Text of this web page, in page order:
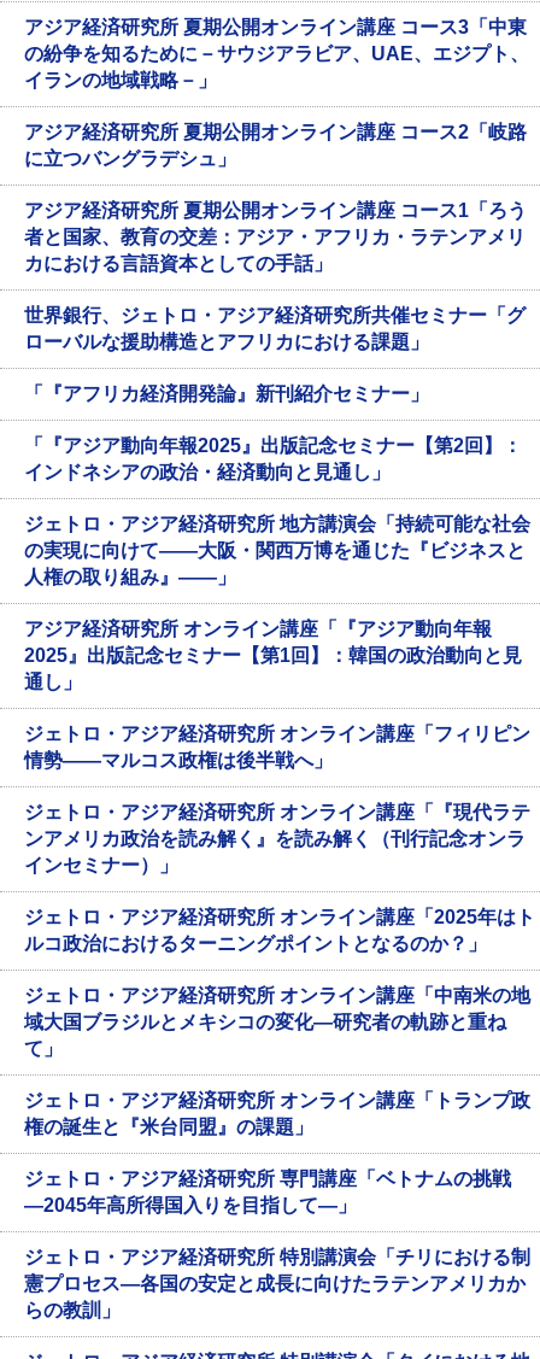
アジア経済研究所 夏期公開オンライン講座 コース3「中東
の紛争を知るために－サウジアラビア、UAE、エジプト、
イランの地域戦略－」
アジア経済研究所 夏期公開オンライン講座 コース2「岐路
に立つバングラデシュ」
アジア経済研究所 夏期公開オンライン講座 コース1「ろう
者と国家、教育の交差：アジア・アフリカ・ラテンアメリ
カにおける言語資本としての手話」
世界銀行、ジェトロ・アジア経済研究所共催セミナー「グ
ローバルな援助構造とアフリカにおける課題」
「『アフリカ経済開発論』新刊紹介セミナー」
「『アジア動向年報2025』出版記念セミナー【第2回】：
インドネシアの政治・経済動向と見通し」
ジェトロ・アジア経済研究所 地方講演会「持続可能な社会
の実現に向けて――大阪・関西万博を通じた『ビジネスと
人権の取り組み』――」
アジア経済研究所 オンライン講座「『アジア動向年報
2025』出版記念セミナー【第1回】：韓国の政治動向と見
通し」
ジェトロ・アジア経済研究所 オンライン講座「フィリピン
情勢――マルコス政権は後半戦へ」
ジェトロ・アジア経済研究所 オンライン講座「『現代ラテ
ンアメリカ政治を読み解く』を読み解く（刊行記念オンラ
インセミナー）」
ジェトロ・アジア経済研究所 オンライン講座「2025年はト
ルコ政治におけるターニングポイントとなるのか？」
ジェトロ・アジア経済研究所 オンライン講座「中南米の地
域大国ブラジルとメキシコの変化―研究者の軌跡と重ね
て」
ジェトロ・アジア経済研究所 オンライン講座「トランプ政
権の誕生と『米台同盟』の課題」
ジェトロ・アジア経済研究所 専門講座「ベトナムの挑戦
―2045年高所得国入りを目指して―」
ジェトロ・アジア経済研究所 特別講演会「チリにおける制
憲プロセス―各国の安定と成長に向けたラテンアメリカか
らの教訓」